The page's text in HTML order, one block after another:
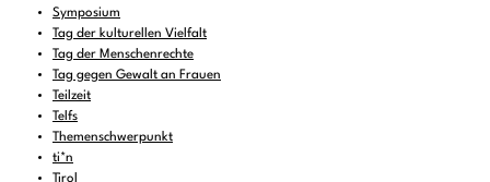
Symposium
Tag der kulturellen Vielfalt
Tag der Menschenrechte
Tag gegen Gewalt an Frauen
Teilzeit
Telfs
Themenschwerpunkt
ti*n
Tirol